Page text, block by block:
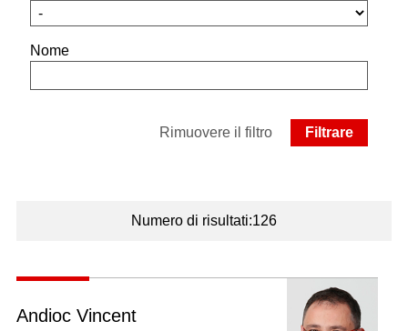
Nome
Rimuovere il filtro
Numero di risultati:126
Andioc Vincent